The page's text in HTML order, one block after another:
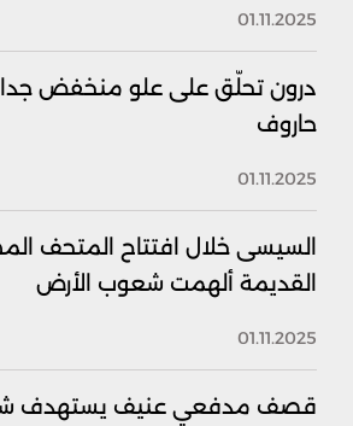
01.11.2025
درون تحلّق على علو منخفض
حاروف
01.11.2025
السيسى خلال افتتاح المتحف
القديمة ألهمت شعوب الأرض
01.11.2025
قصف مدفعي عنيف يستهدف